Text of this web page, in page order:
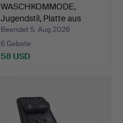
WASCHKOMMODE,
Jugendstil, Platte aus
Carra…
Beendet 5. Aug 2026
6 Gebote
58 USD